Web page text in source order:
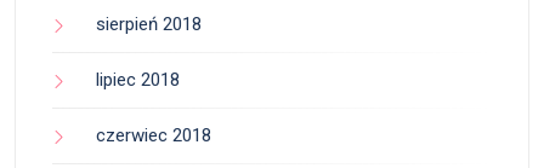
sierpień 2018
lipiec 2018
czerwiec 2018